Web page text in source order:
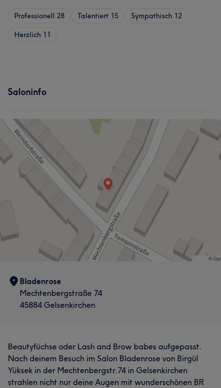
Professionell 28 Talentiert 15 Sympathisch 12
Herzlich 11
Saloninfo
Bladenrose
Mechtenbergstraße 74
45884 Gelsenkirchen
Beautyfüchse oder Lash and Brow babes aufgepasst.
Nach deinem Besuch im Salon Bladenrose von Birgül
Yüksek in der Mechtenbergstr.74 in Gelsenkirchen
strahlen nicht nur deine Augen mit wunderschönen BR